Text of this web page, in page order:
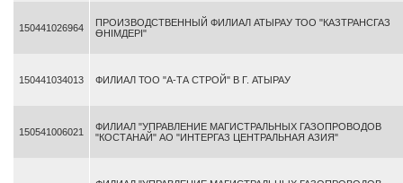
150441026964
ПРОИЗВОДСТВЕННЫЙ ФИЛИАЛ АТЫРАУ ТОО "КАЗТРАНСГАЗ
ӨНІМДЕРІ"
150441034013 ФИЛИАЛ ТОО "А-ТА СТРОЙ" В Г. АТЫРАУ
150541006021
ФИЛИАЛ "УПРАВЛЕНИЕ МАГИСТРАЛЬНЫХ ГАЗОПРОВОДОВ
"КОСТАНАЙ" АО "ИНТЕРГАЗ ЦЕНТРАЛЬНАЯ АЗИЯ"